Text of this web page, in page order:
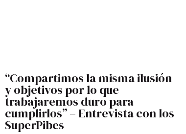
“Compartimos la misma ilusión
y objetivos por lo que
trabajaremos duro para
cumplirlos” – Entrevista con los
SuperPibes